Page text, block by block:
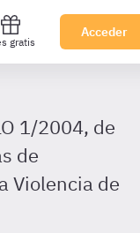
gratis
Acceder
1/2004, de
de
Violencia de